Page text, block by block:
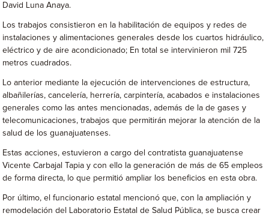
David Luna Anaya.
Los trabajos consistieron en la habilitación de equipos y redes de
instalaciones y alimentaciones generales desde los cuartos hidráulico,
eléctrico y de aire acondicionado; En total se intervinieron mil 725
metros cuadrados.
Lo anterior mediante la ejecución de intervenciones de estructura,
albañilerías, cancelería, herrería, carpintería, acabados e instalaciones
generales como las antes mencionadas, además de la de gases y
telecomunicaciones, trabajos que permitirán mejorar la atención de la
salud de los guanajuatenses.
Estas acciones, estuvieron a cargo del contratista guanajuatense
Vicente Carbajal Tapia y con ello la generación de más de 65 empleos
de forma directa, lo que permitió ampliar los beneficios en esta obra.
Por último, el funcionario estatal mencionó que, con la ampliación y
remodelación del Laboratorio Estatal de Salud Pública, se busca crear